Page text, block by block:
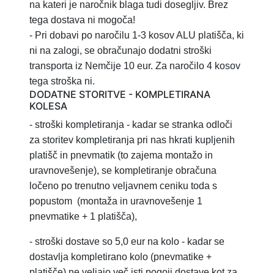
na kateri je naročnik blaga tudi dosegljiv. Brez
tega dostava ni mogoča!
- Pri dobavi po naročilu 1-3 kosov ALU platišča, ki
ni na zalogi, se obračunajo dodatni stroški
transporta iz Nemčije 10 eur. Za naročilo 4 kosov
tega stroška ni.
DODATNE STORITVE - KOMPLETIRANA
KOLESA
- stroški kompletiranja - kadar se stranka odloči
za storitev kompletiranja pri nas hkrati kupljenih
platišč in pnevmatik (to zajema montažo in
uravnovešenje), se kompletiranje obračuna
ločeno po trenutno veljavnem ceniku toda s
popustom (montaža in uravnovešenje 1
pnevmatike + 1 platišča),
- stroški dostave so 5,0 eur na kolo - kadar se
dostavlja kompletirano kolo (pnevmatike +